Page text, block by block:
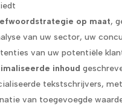
op maat,
van uw sector, uw
van uw potentiële
inhoud
tekstschrijvers,
van toegevoegde